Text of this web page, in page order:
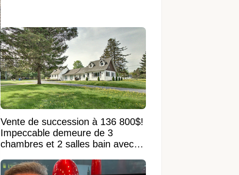
Vente de succession à 136 800$!
Impeccable demeure de 3
chambres et 2 salles bain avec